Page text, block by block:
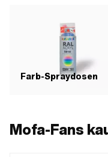
Farb-Spraydosen
Mofa-Fans